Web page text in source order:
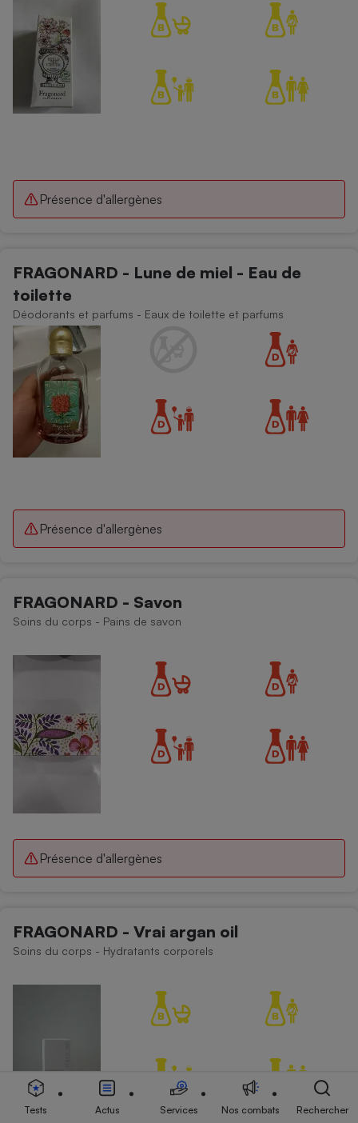
Présence d'allergènes
FRAGONARD - Lune de miel - Eau de
toilette
Déodorants et parfums - Eaux de toilette et parfums
Présence d'allergènes
FRAGONARD - Savon
Soins du corps - Pains de savon
Présence d'allergènes
FRAGONARD - Vrai argan oil
Soins du corps - Hydratants corporels
Tests Actus Services Nos combats Rechercher